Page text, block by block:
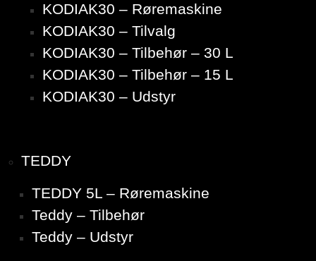
KODIAK30 – Røremaskine
KODIAK30 – Tilvalg
KODIAK30 – Tilbehør – 30 L
KODIAK30 – Tilbehør – 15 L
KODIAK30 – Udstyr
TEDDY
TEDDY 5L – Røremaskine
Teddy – Tilbehør
Teddy – Udstyr